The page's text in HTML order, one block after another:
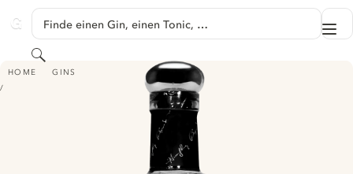
GINVENTORY
Finde einen Gin, einen Tonic, …
Suchen
HOME GINS
BOGART'S GIN